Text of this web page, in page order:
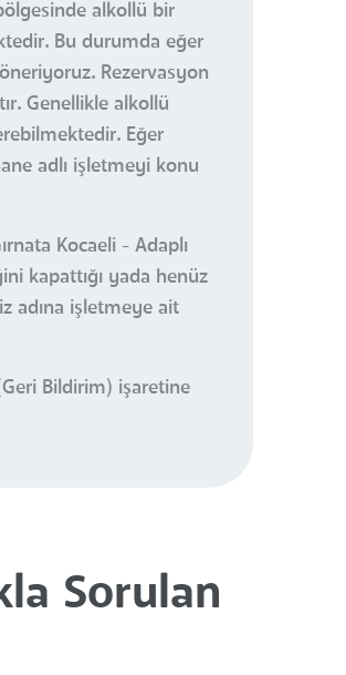
alkollü bir
Bu durumda eğer
Rezervasyon
Genellikle alkollü
Eğer
adlı işletmeyi konu
Kocaeli - Adaplı
kapattığı yada henüz
adına işletmeye ait
Bildirim) işaretine
Sorulan